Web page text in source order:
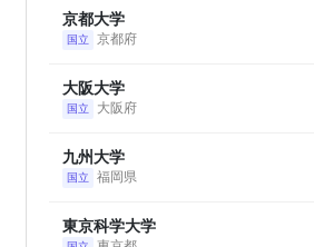
京都大学
国立 京都府
大阪大学
国立 大阪府
九州大学
国立 福岡県
東京科学大学